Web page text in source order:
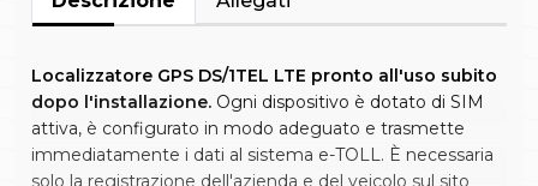
Localizzatore GPS DS/1TEL LTE pronto all'uso subito
dopo l'installazione. Ogni dispositivo è dotato di SIM
attiva, è configurato in modo adeguato e trasmette
immediatamente i dati al sistema e-TOLL. È necessaria